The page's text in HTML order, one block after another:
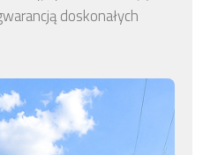
doskonałych